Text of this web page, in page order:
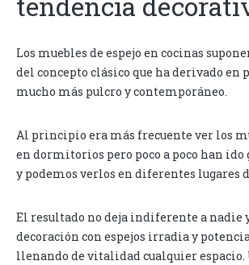
Los muebles de espejo en cocinas
del concepto clásico que ha derivado en
mucho más pulcro y contemporáneo.
Al principio era más frecuente ver los
en dormitorios pero poco a poco han ido
y podemos verlos en diferentes lugares
El resultado no deja indiferente a nadie
decoración con espejos irradia y
llenando de vitalidad cualquier